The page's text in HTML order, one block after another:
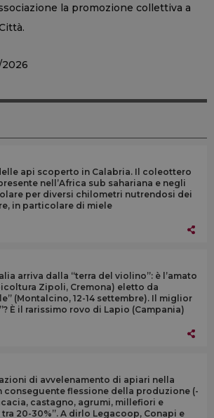
la promozione collettiva a
api scoperto in Calabria. Il coleottero
nell’Africa sub sahariana e negli
per diversi chilometri nutrendosi dei
in particolare di miele
arriva dalla “terra del violino”: è l’amato
Zipoli, Cremona) eletto da
(Montalcino, 12-14 settembre). Il miglior
È il rarissimo rovo di Lapio (Campania)
di avvelenamento di apiari nella
conseguente flessione della produzione (-
castagno, agrumi, millefiori e
20-30%”. A dirlo Legacoop, Conapi e